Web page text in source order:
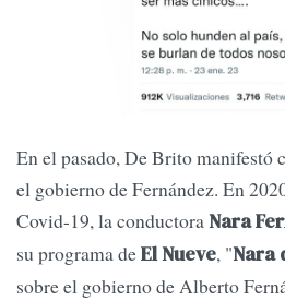
En el pasado, De Brito manifestó
el gobierno de Fernández. En
Covid-19, la conductoraNara
su programa deEl Nueve, "Nara
sobre el gobierno de Alberto